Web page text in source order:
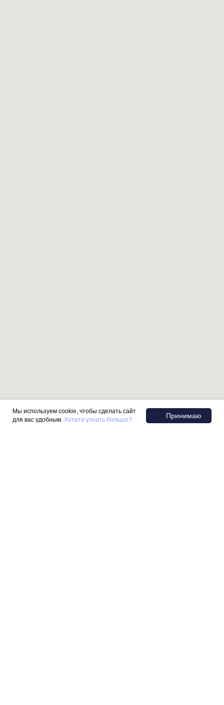
Мы используем cookie, чтобы сделать сайт
для вас удобным. Хотите узнать больше?
Принимаю